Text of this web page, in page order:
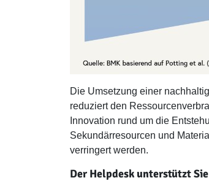
Die Umsetzung einer
reduziert den
Innovation rund um die
Sekundärresourcen und
verringert werden.
Der Helpdesk unterstützt